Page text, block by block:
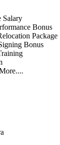
Salary
Bonus
Package
Bonus